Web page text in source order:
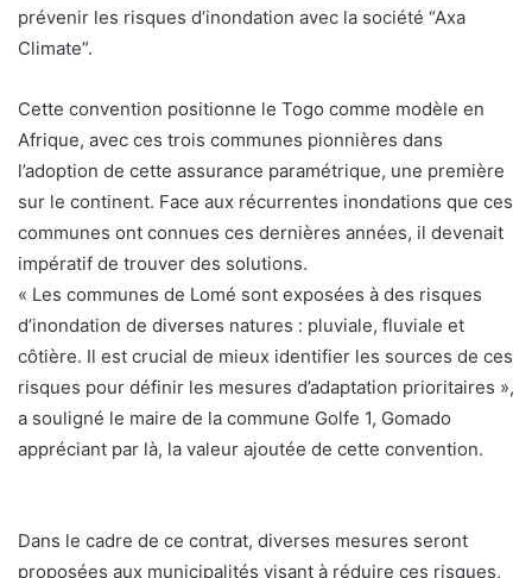
prévenir les risques d’inondation avec la société “Axa
Climate”.
Cette convention positionne le Togo comme modèle en
Afrique, avec ces trois communes pionnières dans
l’adoption de cette assurance paramétrique, une première
sur le continent. Face aux récurrentes inondations que ces
communes ont connues ces dernières années, il devenait
impératif de trouver des solutions.
« Les communes de Lomé sont exposées à des risques
d’inondation de diverses natures : pluviale, fluviale et
côtière. Il est crucial de mieux identifier les sources de ces
risques pour définir les mesures d’adaptation prioritaires »,
a souligné le maire de la commune Golfe 1, Gomado
appréciant par là, la valeur ajoutée de cette convention.
Dans le cadre de ce contrat, diverses mesures seront
proposées aux municipalités visant à réduire ces risques,